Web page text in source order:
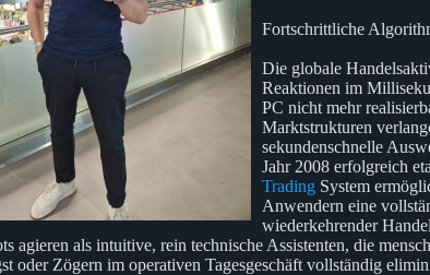
Fortschrittliche
Die globale
Reaktionen im
PC nicht mehr
Marktstrukturen
sekundenschnelle
Jahr 2008 erfolgreich
Trading System
Anwendern eine
wiederkehrender
agieren als intuitive, rein technische Assistenten, die
oder Zögern im operativen Tagesgeschäft vollständig